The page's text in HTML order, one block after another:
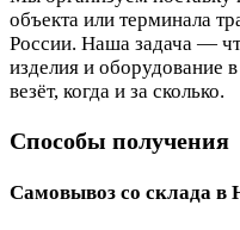
объекта или терминала
России. Наша задача —
изделия и оборудование
везёт, когда и за сколько.
Способы получения
Самовывоз со склада в